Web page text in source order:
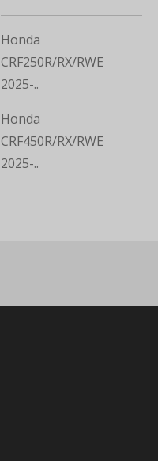
Honda
CRF250R/RX/RWE
2025-..
Honda
CRF450R/RX/RWE
2025-..